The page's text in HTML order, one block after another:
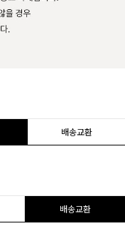
배송교환
배송교환